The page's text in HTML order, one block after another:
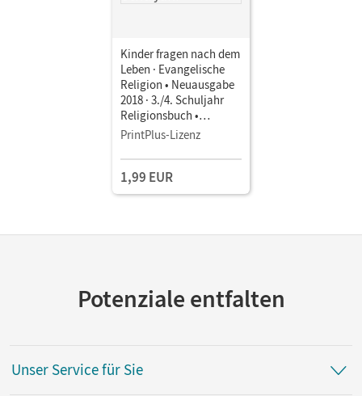
Kinder fragen nach dem
Leben · Evangelische
Religion • Neuausgabe
2018 · 3./4. Schuljahr
Religionsbuch •
Schulbuch als E-Book
PrintPlus-Lizenz
1,99 EUR
Potenziale entfalten
Unser Service für Sie